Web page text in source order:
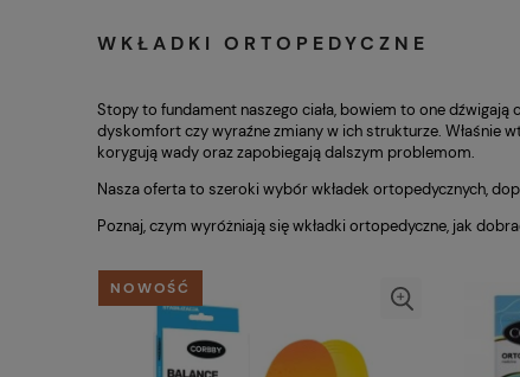
WKŁADKI ORTOPEDYCZNE
Stopy to fundament naszego ciała, bowiem to one
dyskomfort czy wyraźne zmiany w ich strukturze. Właśnie
korygują wady oraz zapobiegają dalszym problemom.
Nasza oferta to szeroki wybór wkładek ortopedycznych,
Poznaj, czym wyróżniają się wkładki ortopedyczne, jak
NOWOŚĆ